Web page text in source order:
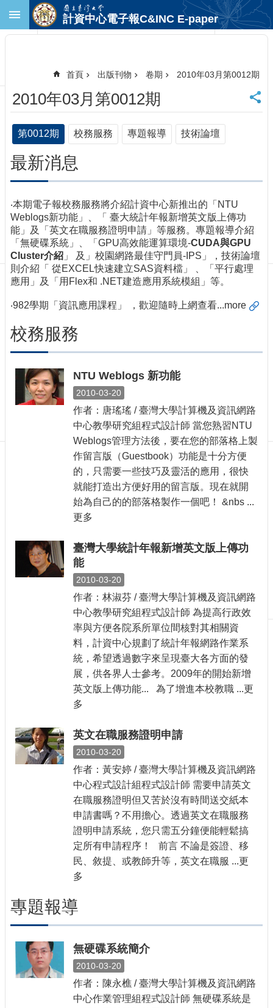
跳到主要內容區塊
首
頁
臺
大
首
頁
計
首
頁
聯
絡
資
訊
閱/
消
導
覽
術
論
計資中心電子報C&INC E-paper
首頁 出版刊物 卷期 2010年03月第0012期
2010年03月第0012期
第0012期 校務服務 專題報導 技術論壇
最新消息
‧本期電子報校務服務將介紹計資中心新推出的「NTU
Weblogs新功能」、「 臺大統計年報新增英文版上傳功
能」及「英文在職服務證明申請」等服務。專題報導介紹
「無硬碟系統」、「GPU高效能運算環境-CUDA與GPU
Cluster介紹 」 及」校園網路最佳守門員-IPS」，技術論壇
則介紹「 從EXCEL快速建立SAS資料檔」 、「平行處理
應用」及「用Flex和 .NET建造應用系統模組」等。
‧982學期「 資訊應用課程 」 ，歡迎隨時上網查看...more
校務服務
NTU Weblogs 新功能
2010-03-20
作者：唐瑤瑤 / 臺灣大學計算機及資訊網路
中心教學研究組程式設計師 當您熟習NTU
Weblogs管理方法後，要在您的部落格上製
作留言版（Guestbook）功能是十分方便
的，只需要一些技巧及靈活的應用，很快
就能打造出方便好用的留言版。現在就開
始為自己的的部落格製作一個吧！ &nbs ...
更多
臺灣大學統計年報新增英文版上傳功
能
2010-03-20
作者：林淑芬 / 臺灣大學計算機及資訊網路
中心教學研究組程式設計師 為提高行政效
率與方便各院系所單位間核對其相關資
料，計資中心規劃了統計年報網路作業系
統，希望透過數字來呈現臺大各方面的發
展，供各界人士參考。2009年的開始新增
英文版上傳功能... 為了增進本校教職 ...更
多
英文在職服務證明申請
2010-03-20
作者：黃安婷 / 臺灣大學計算機及資訊網路
中心程式設計組程式設計師 需要申請英文
在職服務證明但又苦於沒有時間送交紙本
申請書嗎？不用擔心。透過英文在職服務
證明申請系統，您只需五分鐘便能輕鬆搞
定所有申請程序！ 前言 不論是簽證、移
民、敘提、或教師升等，英文在職服 ...更
多
專題報導
無硬碟系統簡介
2010-03-20
作者：陳永樵 / 臺灣大學計算機及資訊網路
中心作業管理組程式設計師 無硬碟系統是